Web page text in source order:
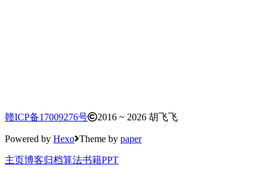
赣ICP备17009276号 2016 ~ 2026 胡飞飞
Powered by Hexo Theme by paper
主页博客归档算法书籍PPT